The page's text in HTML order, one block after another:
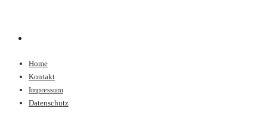
Home
Kontakt
Impressum
Datenschutz